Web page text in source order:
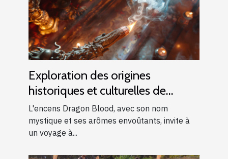
Exploration des origines
historiques et culturelles de
l'encens Dragon Blood
L'encens Dragon Blood, avec son nom
mystique et ses arômes envoûtants, invite à
un voyage à...